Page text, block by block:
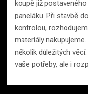
koupě již
paneláku. Při stavbě
kontrolou,
materiály
několik důležitých
vaše potřeby, ale i